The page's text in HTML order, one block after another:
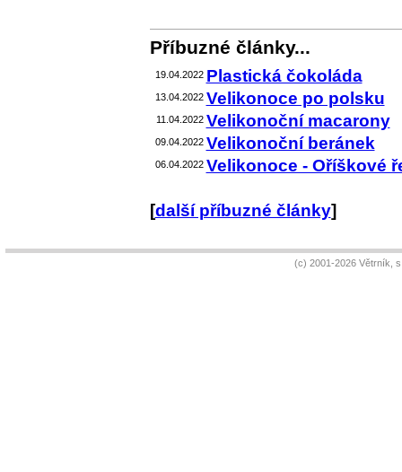
Příbuzné články...
19.04.2022 Plastická čokoláda
13.04.2022 Velikonoce po polsku
11.04.2022 Velikonoční macarony
09.04.2022 Velikonoční beránek
06.04.2022 Velikonoce - Oříškové
[další příbuzné články]
(c) 2001-2026 Větrník,